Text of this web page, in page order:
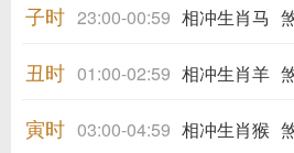
子时 23:00-00:59 相冲生肖马
丑时 01:00-02:59 相冲生肖羊
寅时 03:00-04:59 相冲生肖猴